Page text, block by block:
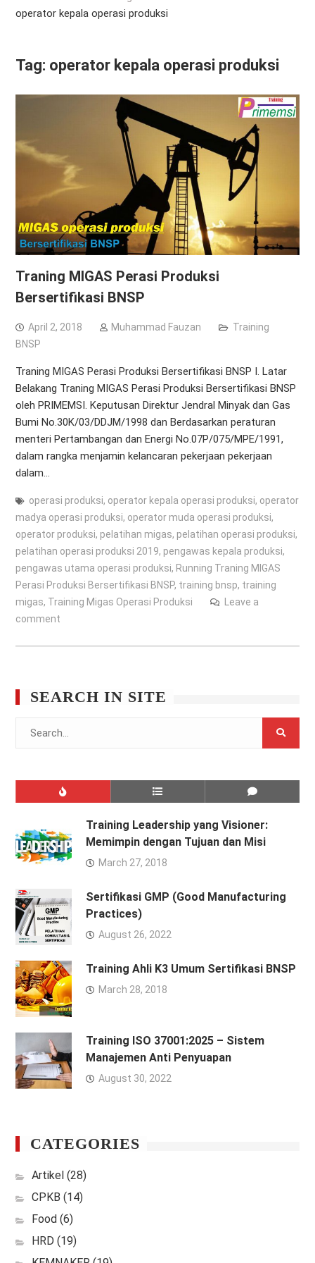
operator kepala operasi produksi
Tag: operator kepala operasi produksi
Traning MIGAS Perasi Produksi
Bersertifikasi BNSP
April 2, 2018 Muhammad Fauzan
Training
BNSP
Traning MIGAS Perasi Produksi Bersertifikasi BNSP I. Latar
Belakang Traning MIGAS Perasi Produksi Bersertifikasi BNSP
oleh PRIMEMSI. Keputusan Direktur Jendral Minyak dan Gas
Bumi No.30K/03/DDJM/1998 dan Berdasarkan peraturan
menteri Pertambangan dan Energi No.07P/075/MPE/1991,
dalam rangka menjamin kelancaran pekerjaan pekerjaan
dalam…
operasi produksi, operator kepala operasi produksi, operator
madya operasi produksi, operator muda operasi produksi,
operator produksi, pelatihan migas, pelatihan operasi produksi,
pelatihan operasi produksi 2019, pengawas kepala produksi,
pengawas utama operasi produksi, Running Traning MIGAS
Perasi Produksi Bersertifikasi BNSP, training bnsp, training
migas, Training Migas Operasi Produksi
Leave a
comment
SEARCH IN SITE
Training Leadership yang Visioner:
Memimpin dengan Tujuan dan Misi
March 27, 2018
Sertifikasi GMP (Good Manufacturing
Practices)
August 26, 2022
Training Ahli K3 Umum Sertifikasi BNSP
March 28, 2018
Training ISO 37001:2025 – Sistem
Manajemen Anti Penyuapan
August 30, 2022
CATEGORIES
Artikel(28)
CPKB (14)
Food(6)
HRD (19)